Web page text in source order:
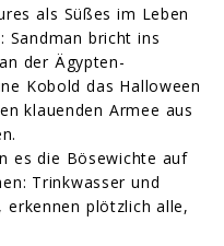
als Süßes im Leben
Sandman bricht ins
der Ägypten-
Kobold das Halloween
klauenden Armee aus
es die Bösewichte auf
Trinkwasser und
erkennen plötzlich alle,